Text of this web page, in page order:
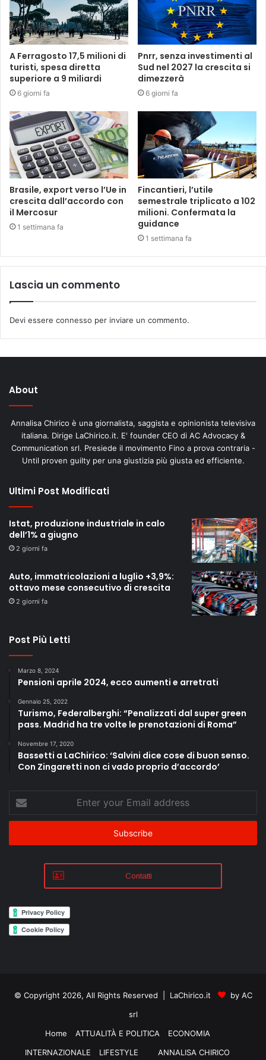
A Ferragosto 17,5 milioni di
turisti, spesa diretta
superiore a 9 miliardi
6 giorni fa
Pnrr, senza investimenti al
Sud nel 2027 la crescita si
dimezzerà
6 giorni fa
Brasile, export verso l’Ue in
crescita dall’accordo con
il Mercosur
1 settimana fa
Fincantieri, l’utile
semestrale triplicato a 102
milioni. Confermata la
guidance
1 settimana fa
Lascia un commento
Devi essere connesso per inviare un commento.
About
Annalisa Chirico è una giornalista, saggista e opinionista televisiva
italiana. Dirige LaChirico.it. E' founder CEO di AC Advocacy &
Communication srl. Presiede il movimento Fino a prova contraria -
Until proven guilty per una giustizia più giusta ed efficiente.
Ultimi Post Modificati
Istat, produzione industriale in calo
dell’1% a giugno
2 giorni fa
Auto, immatricolazioni a luglio +3,9%:
ottavo mese consecutivo di crescita
2 giorni fa
Post Più Letti
Marzo 8, 2024
Pensioni aprile 2024, ecco aumenti e arretrati
Gennaio 25, 2022
Turismo, Federalberghi: “Penalizzati dal super green
pass. Madrid ha tre volte le prenotazioni di Roma”
Novembre 17, 2020
Bassetti a LaChirico: ‘Salvini dice cose di buon senso.
Con Zingaretti non ci vado proprio d’accordo’
your
Email
Contatti
© Copyright 2026, All Rights Reserved | LaChirico.it
by AC
srl
Home
ATTUALITÀ E POLITICA
ECONOMIA
INTERNAZIONALE
LIFESTYLE ANNALISA CHIRICO